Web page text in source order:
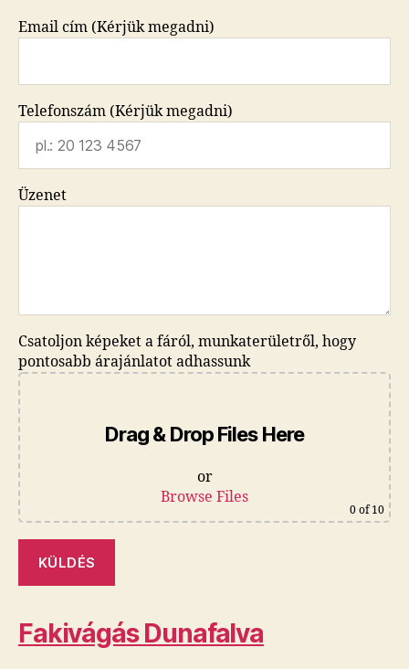
Email cím (Kérjük megadni)
Telefonszám (Kérjük megadni)
Üzenet
Csatoljon képeket a fáról, munkaterületről, hogy
pontosabb árajánlatot adhassunk
Drag & Drop Files Here
or
Browse Files
0 of 10
Fakivágás Dunafalva